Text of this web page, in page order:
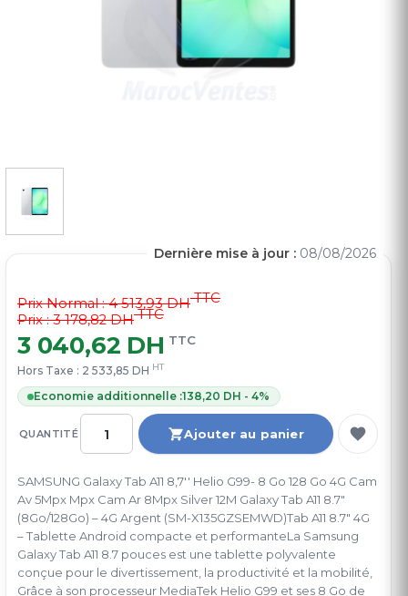
QUANTITÉ Ajouter au panier
Prix Normal :4 513,93 DHTTC
Prix : 3 178,82 DHTTC
3 040,62 DH TTC
Hors Taxe : 2 533,85 DH HT
Economie additionnelle :138,20 DH - 4%
SAMSUNG Galaxy Tab A11 8,7'' Helio G99- 8 Go 128 Go 4G Cam
Av 5Mpx Mpx Cam Ar 8Mpx Silver 12M Galaxy Tab A11 8.7″
(8Go/128Go) – 4G Argent (SM-X135GZSEMWD)Tab A11 8.7″ 4G
– Tablette Android compacte et performanteLa Samsung
Galaxy Tab A11 8.7 pouces est une tablette polyvalente
conçue pour le divertissement, la productivité et la mobilité,
Grâce à son processeur MediaTek Helio G99 et ses 8 Go de
Dernière mise à jour : 08/08/2026